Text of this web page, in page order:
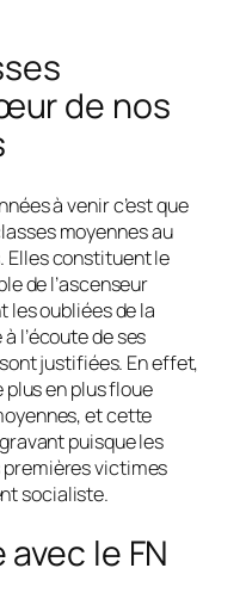
de nos
à venir c’est que
moyennes au
constituent le
de l’ascenseur
les oubliées de la
l’écoute de ses
justifiées. En effet,
plus en plus floue
et cette
puisque les
victimes
socialiste.
le FN